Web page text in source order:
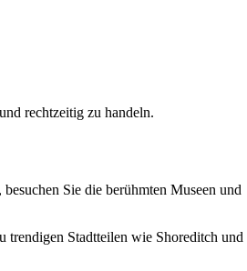
rechtzeitig zu handeln.
Sie die berühmten Museen und
trendigen Stadtteilen wie Shoreditch und